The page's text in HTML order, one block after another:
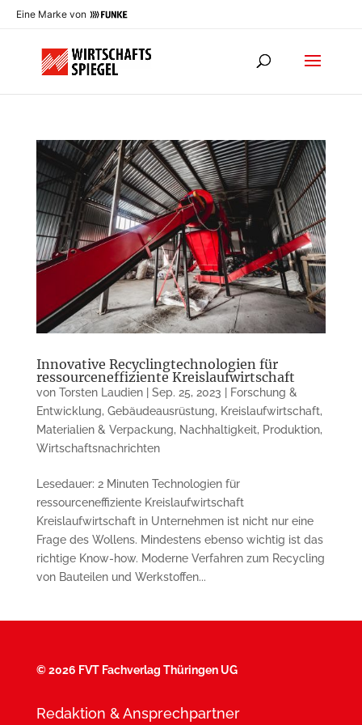
Eine Marke von
Innovative Recyclingtechnologien für
ressourceneffiziente Kreislaufwirtschaft
von Torsten Laudien| Sep. 25, 2023
Forschung &
Entwicklung, Gebäudeausrüstung, Kreislaufwirtschaft,
Materialien & Verpackung, Nachhaltigkeit, Produktion,
Wirtschaftsnachrichten
Lesedauer: 2 Minuten Technologien für
ressourceneffiziente Kreislaufwirtschaft
Kreislaufwirtschaft in Unternehmen ist nicht nur eine
Frage des Wollens. Mindestens ebenso wichtig ist das
richtige Know-how. Moderne Verfahren zum Recycling
von Bauteilen und Werkstoffen...
©2026 FVT Fachverlag Thüringen UG
Redaktion & Ansprechpartner